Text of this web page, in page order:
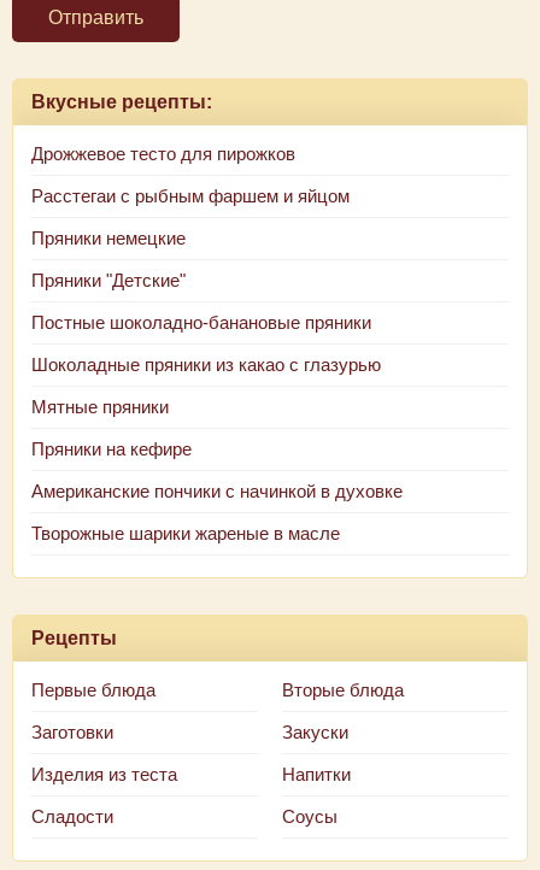
Отправить
Вкусные рецепты:
Дрожжевое тесто для пирожков
Расстегаи с рыбным фаршем и яйцом
Пряники немецкие
Пряники "Детские"
Постные шоколадно-банановые пряники
Шоколадные пряники из какао с глазурью
Мятные пряники
Пряники на кефире
Американские пончики с начинкой в духовке
Творожные шарики жареные в масле
Рецепты
Первые блюда Вторые блюда
Заготовки Закуски
Изделия из теста Напитки
Сладости Соусы